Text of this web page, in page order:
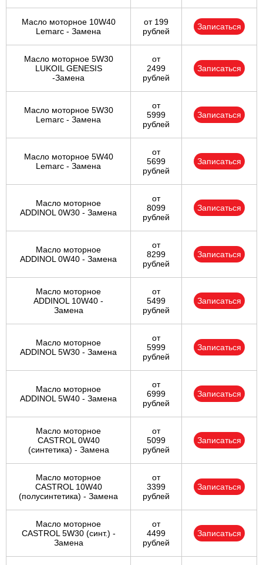
Масло моторное 10W40
Lemarc - Замена
от 199
рублей
Записаться
Масло моторное 5W30
LUKOIL GENESIS
-Замена
от
2499
рублей
Записаться
Масло моторное 5W30
Lemarc - Замена
от
5999
рублей
Записаться
Масло моторное 5W40
Lemarc - Замена
от
5699
рублей
Записаться
Масло моторное
ADDINOL 0W30 - Замена
от
8099
рублей
Записаться
Масло моторное
ADDINOL 0W40 - Замена
от
8299
рублей
Записаться
Масло моторное
ADDINOL 10W40 -
Замена
от
5499
рублей
Записаться
Масло моторное
ADDINOL 5W30 - Замена
от
5999
рублей
Записаться
Масло моторное
ADDINOL 5W40 - Замена
от
6999
рублей
Записаться
Масло моторное
CASTROL 0W40
(синтетика) - Замена
от
5099
рублей
Записаться
Масло моторное
CASTROL 10W40
(полусинтетика) - Замена
от
3399
рублей
Записаться
Масло моторное
CASTROL 5W30 (синт.) -
Замена
от
4499
рублей
Записаться